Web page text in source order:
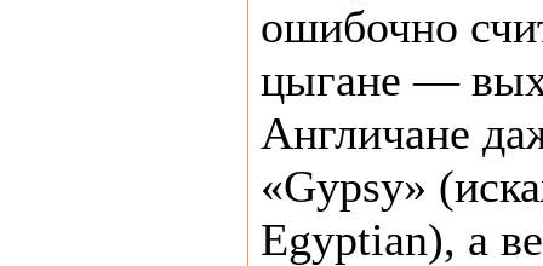
ошибочно
цыгане —
Англичане
«Gypsy»
Egyptian), а